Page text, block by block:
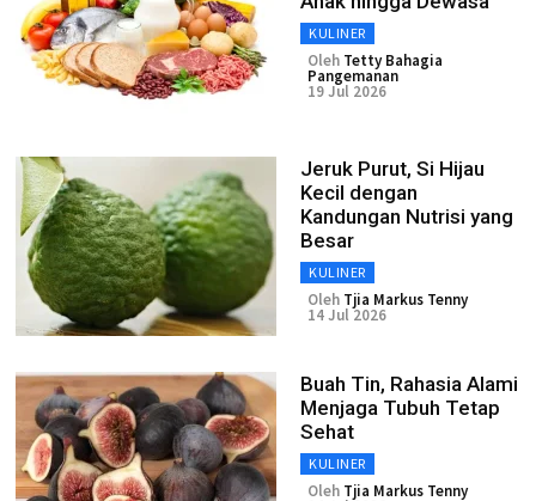
KULINER
Oleh Tetty Bahagia
Pangemanan
19 Jul 2026
Jeruk Purut, Si Hijau
Kecil dengan
Kandungan Nutrisi yang
Besar
KULINER
Oleh Tjia Markus Tenny
14 Jul 2026
Buah Tin, Rahasia Alami
Menjaga Tubuh Tetap
Sehat
KULINER
Oleh Tjia Markus Tenny